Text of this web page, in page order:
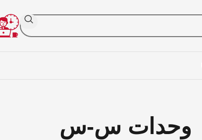
وحدات س-س